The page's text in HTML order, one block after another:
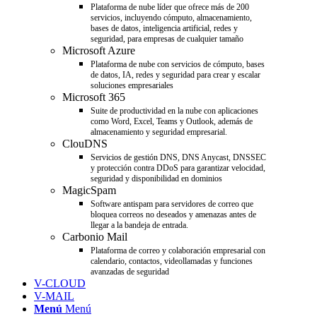
Plataforma de nube líder que ofrece más de 200
servicios, incluyendo cómputo, almacenamiento,
bases de datos, inteligencia artificial, redes y
seguridad, para empresas de cualquier tamaño
Microsoft Azure
Plataforma de nube con servicios de cómputo, bases
de datos, IA, redes y seguridad para crear y escalar
soluciones empresariales
Microsoft 365
Suite de productividad en la nube con aplicaciones
como Word, Excel, Teams y Outlook, además de
almacenamiento y seguridad empresarial.
ClouDNS
Servicios de gestión DNS, DNS Anycast, DNSSEC
y protección contra DDoS para garantizar velocidad,
seguridad y disponibilidad en dominios
MagicSpam
Software antispam para servidores de correo que
bloquea correos no deseados y amenazas antes de
llegar a la bandeja de entrada.
Carbonio Mail
Plataforma de correo y colaboración empresarial con
calendario, contactos, videollamadas y funciones
avanzadas de seguridad
V-CLOUD
V-MAIL
Menú Menú